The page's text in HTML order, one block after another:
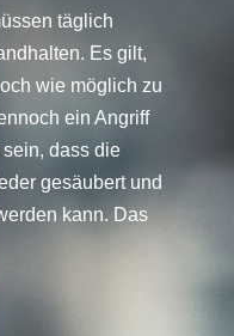
täglich
Es gilt,
wie möglich zu
ein Angriff
dass die
gesäubert und
kann. Das